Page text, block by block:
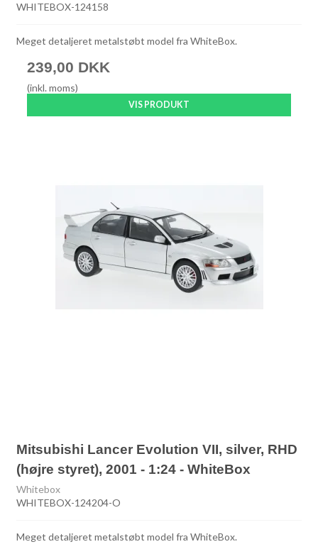
WHITEBOX-124158
Meget detaljeret metalstøbt model fra WhiteBox.
239,00 DKK
(inkl. moms)
VIS PRODUKT
Mitsubishi Lancer Evolution VII, silver, RHD
(højre styret), 2001 - 1:24 - WhiteBox
Whitebox
WHITEBOX-124204-O
Meget detaljeret metalstøbt model fra WhiteBox.